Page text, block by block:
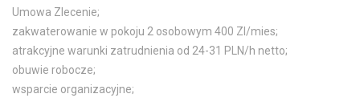
Umowa Zlecenie;
zakwaterowanie w pokoju 2 osobowym 400 Zl/mies;
atrakcyjne warunki zatrudnienia od 24-31 PLN/h netto;
obuwie robocze;
wsparcie organizacyjne;